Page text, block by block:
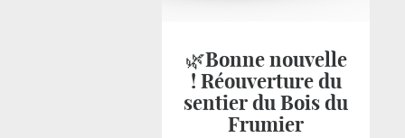
🌿Bonne nouvelle
! Réouverture du
sentier du Bois du
Frumier